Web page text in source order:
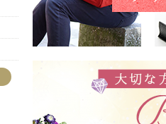
大切な記念日の贈り物を
当店でお選びいただき、
スタッフ一同大変嬉しい
包装・発送に関しましても
ありがとうございます。